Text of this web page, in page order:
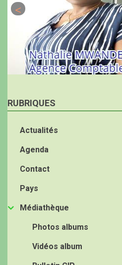
RUBRIQUES
Actualités
Agenda
Contact
Pays
Médiathèque
Photos albums
Vidéos album